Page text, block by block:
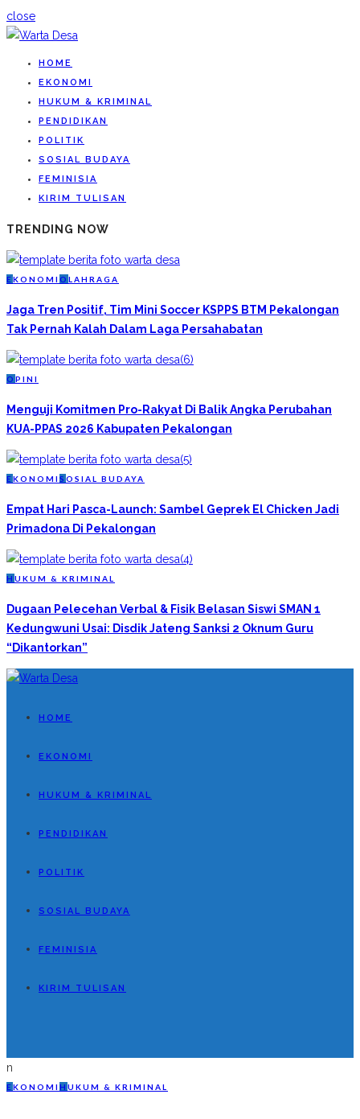
close
HOME
EKONOMI
HUKUM & KRIMINAL
PENDIDIKAN
POLITIK
SOSIAL BUDAYA
FEMINISIA
KIRIM TULISAN
TRENDING NOW
EKONOMI O LAHRAGA
Jaga Tren Positif, Tim Mini Soccer KSPPS BTM Pekalongan
Tak Pernah Kalah Dalam Laga Persahabatan
O PINI
Menguji Komitmen Pro-Rakyat Di Balik Angka Perubahan
KUA-PPAS 2026 Kabupaten Pekalongan
EKONOMI S OSIAL BUDAYA
Empat Hari Pasca-Launch: Sambel Geprek El Chicken Jadi
Primadona Di Pekalongan
H UKUM & KRIMINAL
Dugaan Pelecehan Verbal & Fisik Belasan Siswi SMAN 1
Kedungwuni Usai: Disdik Jateng Sanksi 2 Oknum Guru
“Dikantorkan”
HOME
EKONOMI
HUKUM & KRIMINAL
PENDIDIKAN
POLITIK
SOSIAL BUDAYA
FEMINISIA
KIRIM TULISAN
n
EKONOMI H UKUM & KRIMINAL